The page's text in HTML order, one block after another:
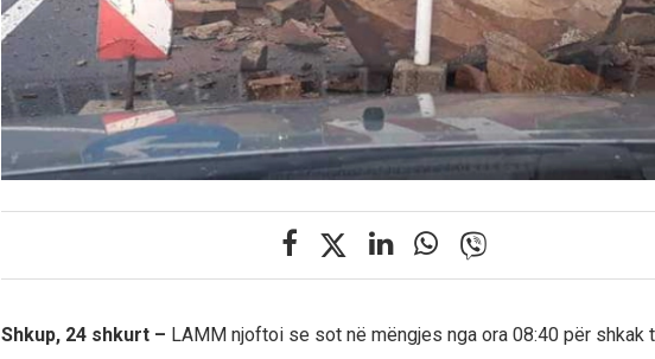
Shkup, 24 shkurt – LAMM njoftoi se sot në mëngjes nga ora 08:40 për shkak